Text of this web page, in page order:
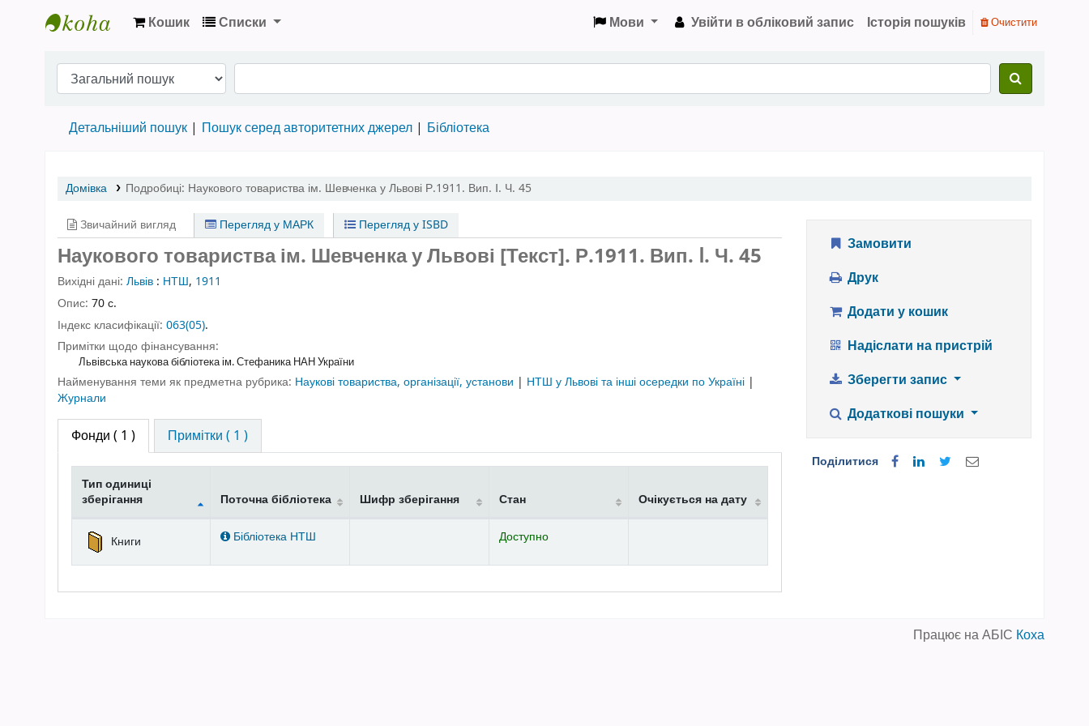
Кошик Списки Мови Увійти в обліковий запис Історія пошуків Очистити
Детальніший пошук Пошук серед авторитетних джерел Бібліотека
Домівка Подробиці: Наукового товариства ім. Шевченка у Львові Р.1911. Вип. Ⅰ. Ч. 45
Звичайний вигляд Перегляд у МАРК Перегляд у ISBD
Наукового товариства ім. Шевченка у Львові [Текст]. Р.1911. Вип. Ⅰ. Ч. 45
Вихідні дані: Львів : НТШ, 1911
Опис: 70 с.
Індекс класифікації: 063(05).
Примітки щодо фінансування:
Львівська наукова бібліотека ім. Стефаника НАН України
Найменування теми як предметна рубрика: Наукові товариства, організації, установи | НТШ у Львові та інші осередки по Україні |
Журнали
Фонди ( 1 ) Примітки ( 1 )
Фонди
Тип одиниці
зберігання
Поточна бібліотека Шифр зберігання Стан Очікується на дату
Книги Бібліотека НТШ Доступно
Замовити
Друк
Додати у кошик
Надіслати на пристрій
Зберегти запис
Додаткові пошуки
Поділитися
Працює на АБІС Коха